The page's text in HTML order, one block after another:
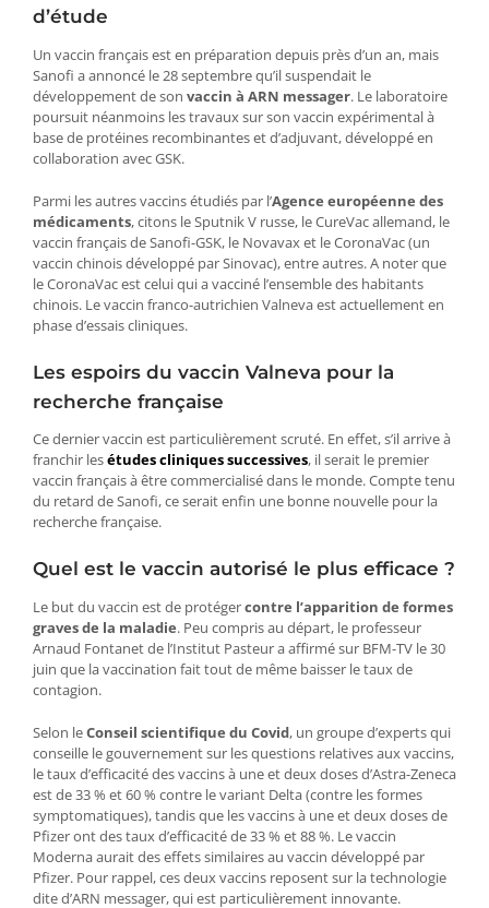
d’étude
Un vaccin français est en préparation depuis près d’un an, mais
Sanofi a annoncé le 28 septembre qu’il suspendait le
développement de son vaccin à ARN messager. Le laboratoire
poursuit néanmoins les travaux sur son vaccin expérimental à
base de protéines recombinantes et d’adjuvant, développé en
collaboration avec GSK.
Parmi les autres vaccins étudiés par l’Agence européenne des
médicaments, citons le Sputnik V russe, le CureVac allemand, le
vaccin français de Sanofi-GSK, le Novavax et le CoronaVac (un
vaccin chinois développé par Sinovac), entre autres. A noter que
le CoronaVac est celui qui a vacciné l’ensemble des habitants
chinois. Le vaccin franco-autrichien Valneva est actuellement en
phase d’essais cliniques.
Les espoirs du vaccin Valneva pour la
recherche française
Ce dernier vaccin est particulièrement scruté. En effet, s’il arrive à
franchir lesétudes cliniques successives, il serait le premier
vaccin français à être commercialisé dans le monde. Compte tenu
du retard de Sanofi, ce serait enfin une bonne nouvelle pour la
recherche française.
Quel est le vaccin autorisé le plus efficace ?
Le but du vaccin est de protégercontre l’apparition de formes
graves de la maladie. Peu compris au départ, le professeur
Arnaud Fontanet de l’Institut Pasteur a affirmé sur BFM-TV le 30
juin que la vaccination fait tout de même baisser le taux de
contagion.
Selon leConseil scientifique du Covid, un groupe d’experts qui
conseille le gouvernement sur les questions relatives aux vaccins,
le taux d’efficacité des vaccins à une et deux doses d’Astra-Zeneca
est de 33 % et 60 % contre le variant Delta (contre les formes
symptomatiques), tandis que les vaccins à une et deux doses de
Pfizer ont des taux d’efficacité de 33 % et 88 %. Le vaccin
Moderna aurait des effets similaires au vaccin développé par
Pfizer. Pour rappel, ces deux vaccins reposent sur la technologie
dite d’ARN messager, qui est particulièrement innovante.